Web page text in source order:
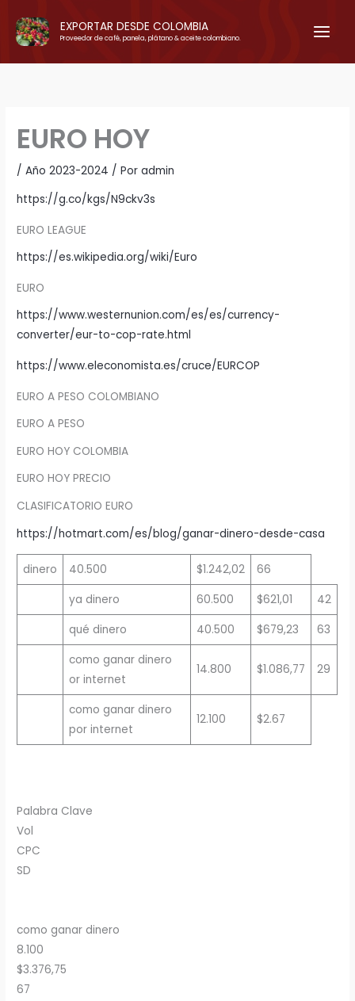
contenido
EXPORTAR DESDE COLOMBIA
Proveedor de café, panela, plátano & aceite colombiano.
EURO HOY
/Año 2023-2024 / Poradmin
https://g.co/kgs/N9ckv3s
EURO LEAGUE
https://es.wikipedia.org/wiki/Euro
EURO
https://www.westernunion.com/es/es/currency-
converter/eur-to-cop-rate.html
https://www.eleconomista.es/cruce/EURCOP
EURO A PESO COLOMBIANO
EURO A PESO
EURO HOY COLOMBIA
EURO HOY PRECIO
CLASIFICATORIO EURO
https://hotmart.com/es/blog/ganar-dinero-desde-casa
dinero 40.500 $1.242,02
66
ya dinero
60.500 $621,01
42
qué dinero
40.500 $679,23
63
como ganar dinero
or internet
14.800 $1.086,77 29
como ganar dinero
por internet
12.100 $2.67
Palabra Clave
Vol
CPC
SD
como ganar dinero
8.100
$3.376,75
67